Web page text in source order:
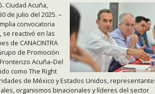
Ciudad Acuña,
de julio del 2025. –
convocatoria
se reactivó en las
de CANACINTRA
de Promoción
Acuña–Del
como The Right
de México y Estados Unidos,
organismos binacionales y líderes del sector